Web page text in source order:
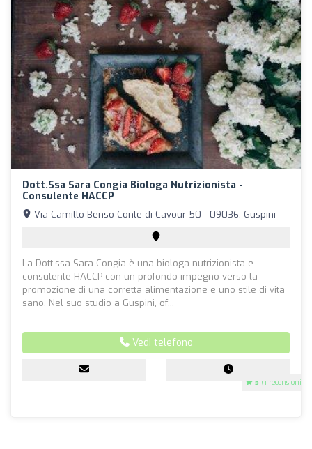
Dott.ssa Sara Congia Biologa Nutrizionista -
Consulente HACCP
5 (1 recensioni)
Via Camillo Benso Conte di Cavour 50 - 09036, Guspini
La Dott.ssa Sara Congia è una biologa nutrizionista e
consulente HACCP con un profondo impegno verso la
promozione di una corretta alimentazione e uno stile di vita
sano. Nel suo studio a Guspini, of...
Vedi telefono